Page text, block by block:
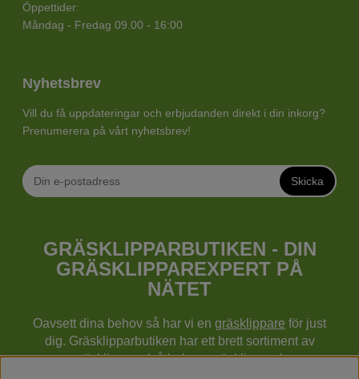
Öppettider:
Måndag - Fredag 09.00 - 16:00
Nyhetsbrev
Vill du få uppdateringar och erbjudanden direkt i din inkorg?
Prenumerera på vårt nyhetsbrev!
Skicka
GRÄSKLIPPARBUTIKEN - DIN
GRÄSKLIPPAREXPERT PÅ
NÄTET
Oavsett dina behov så har vi en gräsklippare för just
dig. Gräsklipparbutiken har ett brett sortiment av
gräsklippare (gå bakom gräsklippare),